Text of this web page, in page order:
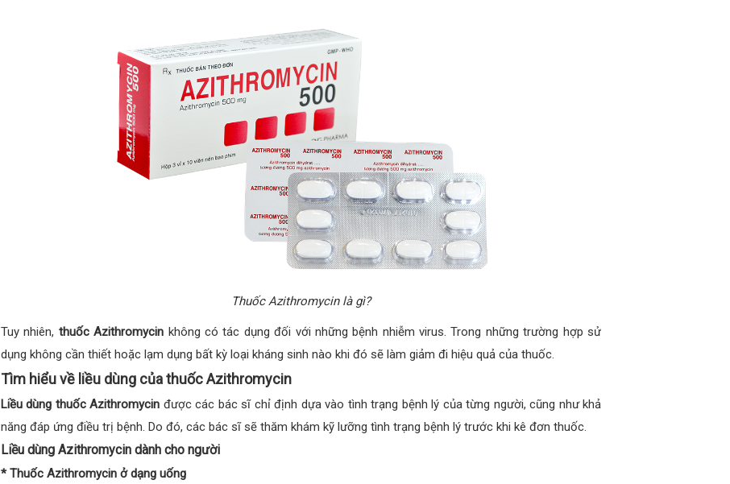
Thuốc Azithromycin là gì?
Tuy nhiên, thuốc Azithromycin không có tác dụng đối với những bệnh nhiễm virus. Trong những trường hợp sử
dụng không cần thiết hoặc lạm dụng bất kỳ loại kháng sinh nào khi đó sẽ làm giảm đi hiệu quả của thuốc.
Tìm hiểu về liều dùng của thuốc Azithromycin
Liều dùng thuốc Azithromycin được các bác sĩ chỉ định dựa vào tình trạng bệnh lý của từng người, cũng như khả
năng đáp ứng điều trị bệnh. Do đó, các bác sĩ sẽ thăm khám kỹ lưỡng tình trạng bệnh lý trước khi kê đơn thuốc.
Liều dùng Azithromycin dành cho người
* Thuốc Azithromycin ở dạng uống